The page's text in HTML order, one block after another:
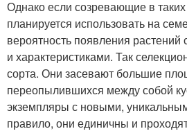
Однако если созревающие в
планируется использовать на
вероятность появления
и характеристиками. Так
сорта. Они засевают большие
переопылившихся между собой
экземпляры с новыми,
правило, они единичны и